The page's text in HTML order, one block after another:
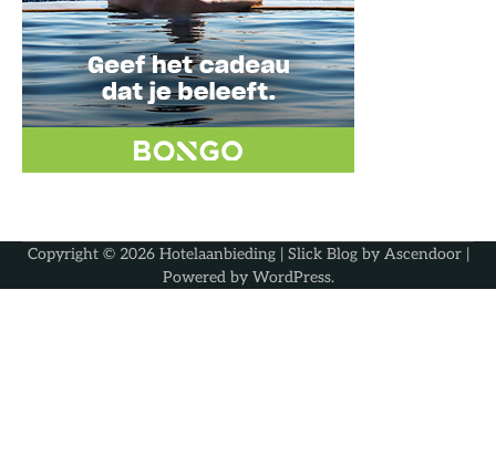
Copyright © 2026 Hotelaanbieding| Slick Blog by Ascendoor|
Powered by WordPress.